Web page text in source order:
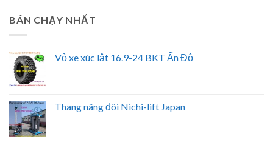
BÁN CHẠY NHẤT
Vỏ xe xúc lật 16.9-24 BKT Ấn Độ
Thang nâng đôi Nichi-lift Japan